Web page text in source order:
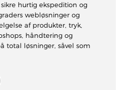
hurtig ekspedition og
webløsninger og
af produkter, tryk,
håndtering og
total løsninger, såvel som